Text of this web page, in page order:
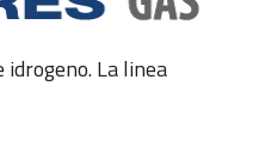
La linea